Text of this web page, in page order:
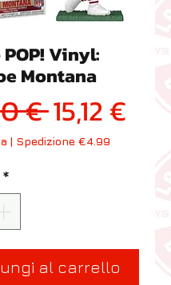
Vinyl:
Montana
€ Prezzo
15,12 €
| Spedizione €4.99
*
al carrello